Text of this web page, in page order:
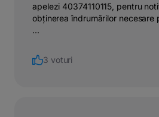
apelezi 40374110115, pentru
obținerea îndrumărilor necesare
...
3 voturi